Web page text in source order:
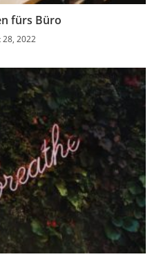
fürs Büro
28, 2022